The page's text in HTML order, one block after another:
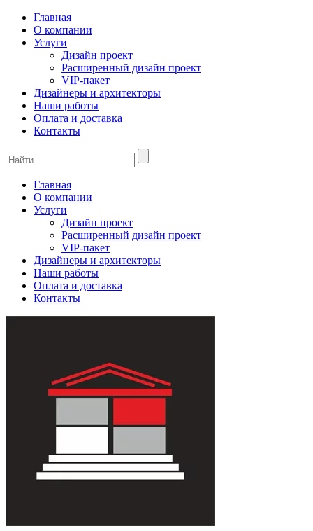
Главная
О компании
Услуги
Дизайн проект
Расширенный дизайн проект
VIP-пакет
Дизайнеры и архитекторы
Наши работы
Оплата и доставка
Контакты
Главная
О компании
Услуги
Дизайн проект
Расширенный дизайн проект
VIP-пакет
Дизайнеры и архитекторы
Наши работы
Оплата и доставка
Контакты